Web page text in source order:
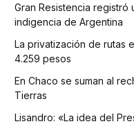
Gran Resistencia registró
indigencia de Argentina
La privatización de rutas
4.259 pesos
En Chaco se suman al
Tierras
Lisandro: «La idea del